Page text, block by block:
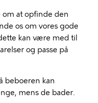
at opfinde den
os om vores gode
kan være med til
og passe på
beboeren kan
mens de bader.